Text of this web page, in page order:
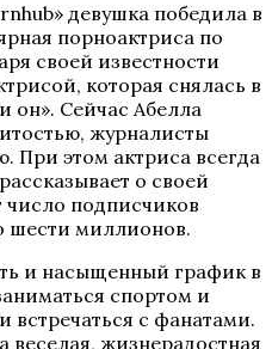
девушка победила в
порноактриса по
своей известности
которая снялась в
он». Сейчас Абелла
журналисты
При этом актриса всегда
о своей
подписчиков
шести миллионов.
и насыщенный график в
спортом и
встречаться с фанатами.
веселая, жизнерадостная